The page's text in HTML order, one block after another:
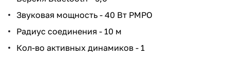
Звуковая мощность - 40 Вт PMPO
Радиус соединения - 10 м
Кол-во активных динамиков - 1